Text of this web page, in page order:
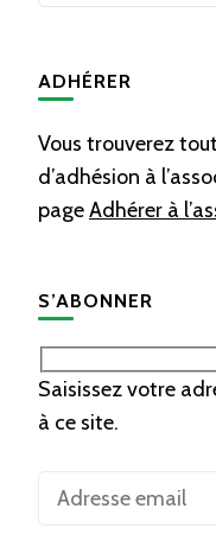
chose ?
ADHÉRER
Vous trouverez
d’adhésion à
pageAdhérer à
S’ABONNER
Saisissez votre
à ce site.